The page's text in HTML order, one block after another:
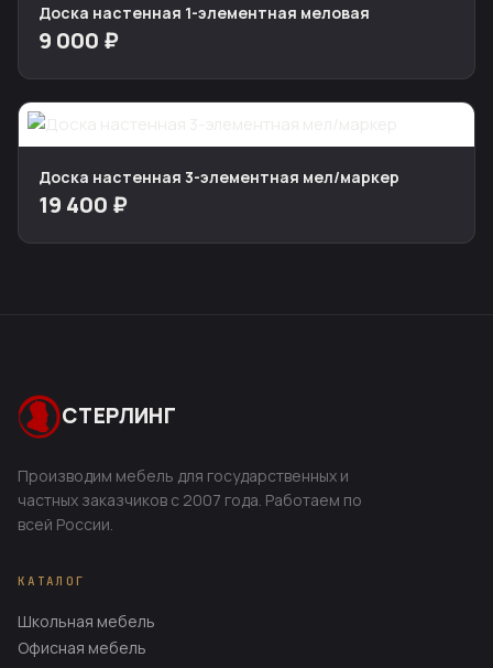
Доска настенная 1-элементная меловая
9 000 ₽
Доска настенная 3-элементная мел/маркер
19 400 ₽
СТЕРЛИНГ
Производим мебель для государственных и
частных заказчиков с 2007 года. Работаем по
всей России.
КАТАЛОГ
Школьная мебель
Офисная мебель